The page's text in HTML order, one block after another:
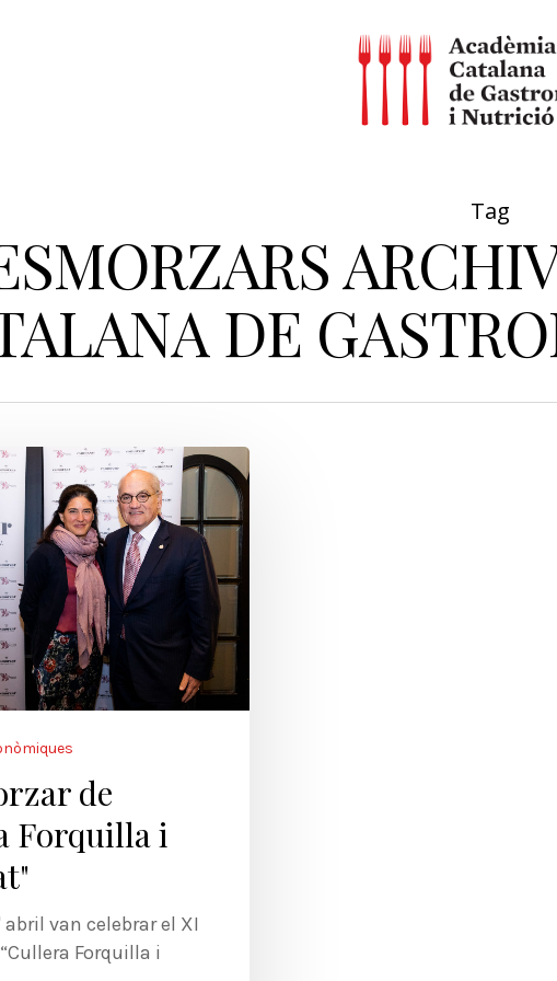
Tag
DE
de
Forquilla i
abril van celebrar el XI
Forquilla i